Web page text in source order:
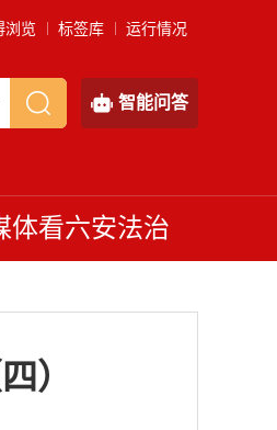
浏览 标签库 运行情况
智能问答
体看六安法治
）